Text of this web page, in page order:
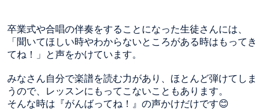
卒業式や合唱の伴奏をすることになった生徒さんには、
「聞いてほしい時やわからないところがある時はもってき
てね！」と声をかけています。
みなさん自分で楽譜を読む力があり、ほとんど弾けてしま
うので、レッスンにもってこないこともあります。
そんな時は『がんばってね！』の声かけだけです😊